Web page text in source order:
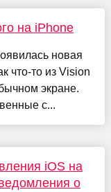
на iPhone
новая
что-то из Vision
экране.
с...
iOS на
о